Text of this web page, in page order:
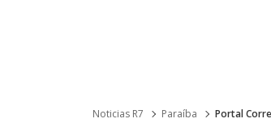
Noticias R7 Paraíba Portal